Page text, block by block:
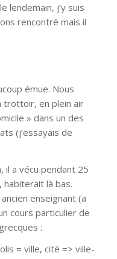
lendemain, j’y suis
rencontré mais il
émue. Nous
trottoir, en plein air
» dans un des
(j’essayais de
il a vécu pendant 25
habiterait là bas.
enseignant (a
cours particulier de
:
= ville, cité => ville-